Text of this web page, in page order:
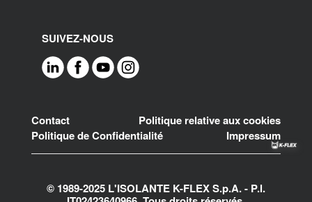
SUIVEZ-NOUS
Footer
Contact
Politique relative aux cookies
Politique de Confidentialité
Impressum
© 1989-2025 L'ISOLANTE K-FLEX S.p.A. - P.l.